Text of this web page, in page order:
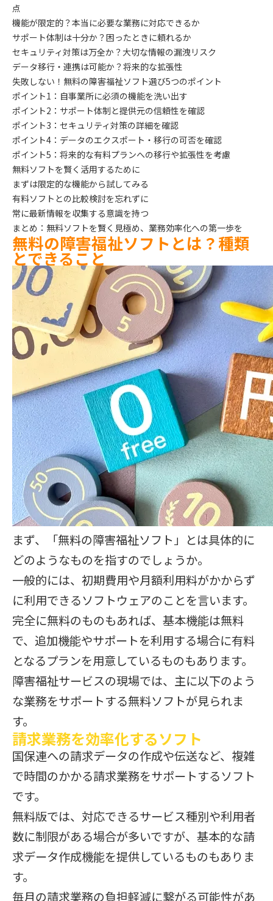
点
機能が限定的？本当に必要な業務に対応できるか
サポート体制は十分か？困ったときに頼れるか
セキュリティ対策は万全か？大切な情報の漏洩リスク
データ移行・連携は可能か？将来的な拡張性
失敗しない！無料の障害福祉ソフト選び5つのポイント
ポイント1：自事業所に必須の機能を洗い出す
ポイント2：サポート体制と提供元の信頼性を確認
ポイント3：セキュリティ対策の詳細を確認
ポイント4：データのエクスポート・移行の可否を確認
ポイント5：将来的な有料プランへの移行や拡張性を考慮
無料ソフトを賢く活用するために
まずは限定的な機能から試してみる
有料ソフトとの比較検討を忘れずに
常に最新情報を収集する意識を持つ
まとめ：無料ソフトを賢く見極め、業務効率化への第一歩を
無料の障害福祉ソフトとは？種類
とできること
まず、「無料の障害福祉ソフト」とは具体的に
どのようなものを指すのでしょうか。
一般的には、初期費用や月額利用料がかからず
に利用できるソフトウェアのことを言います。
完全に無料のものもあれば、基本機能は無料
で、追加機能やサポートを利用する場合に有料
となるプランを用意しているものもあります。
障害福祉サービスの現場では、主に以下のよう
な業務をサポートする無料ソフトが見られま
す。
請求業務を効率化するソフト
国保連への請求データの作成や伝送など、複雑
で時間のかかる請求業務をサポートするソフト
です。
無料版では、対応できるサービス種別や利用者
数に制限がある場合が多いですが、基本的な請
求データ作成機能を提供しているものもありま
す。
毎月の請求業務の負担軽減に繋がる可能性があ